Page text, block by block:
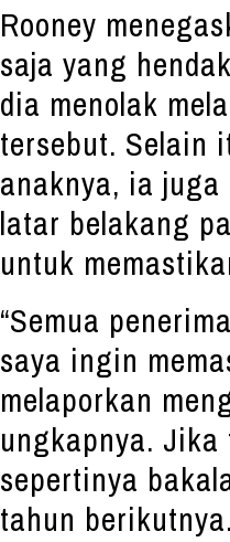
Rooney
saja yang
dia menolak
tersebut. Selain
anaknya, ia
latar belakang
untuk
“Semua
saya ingin
melaporkan
ungkapnya.
sepertinya
tahun berikutnya.